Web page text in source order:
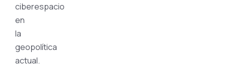
ciberespacio
en
la
geopolítica
actual.